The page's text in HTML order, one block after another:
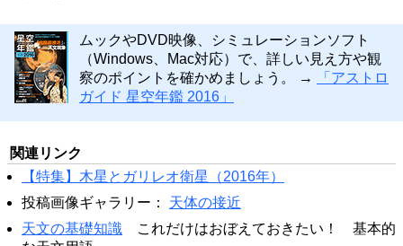
ムックやDVD映像、シミュレーションソフト
（Windows、Mac対応）で、詳しい見え方や観
察のポイントを確かめましょう。 →
「アストロ
ガイド 星空年鑑 2016」
関連リンク
【特集】木星とガリレオ衛星（2016年）
投稿画像ギャラリー： 天体の接近
天文の基礎知識 これだけはおぼえておきたい！ 基本的